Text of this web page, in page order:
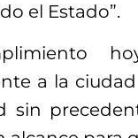
el Estado”.
a la
sin